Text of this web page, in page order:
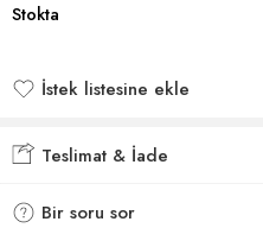
Stokta
İstek listesine ekle
Teslimat & İade
Bir soru sor